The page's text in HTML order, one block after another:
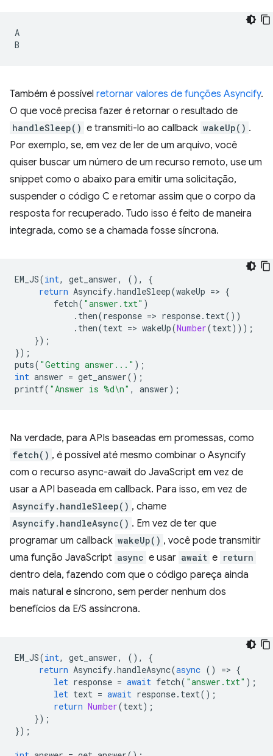
A
Também é possível retornar valores de funções Asyncify.
O que você precisa fazer é retornar o resultado de
handleSleep() e transmiti-lo ao callback wakeUp() .
Por exemplo, se, em vez de ler de um arquivo, você
quiser buscar um número de um recurso remoto, use um
snippet como o abaixo para emitir uma solicitação,
suspender o código C e retomar assim que o corpo da
resposta for recuperado. Tudo isso é feito de maneira
integrada, como se a chamada fosse síncrona.
EM_JS(int, get_answer, (),
{
return Asyncify.handleSleep(wakeUp => {
fetch( "answer.txt" )
. then(response => response. text())
. then(text => wakeUp(Number(text)));
});
});
puts( "Getting answer..." );
int answer = get_answer();
printf( "Answer is %d\n" , answer);
Na verdade, para APIs baseadas em promessas, como
fetch() , é possível até mesmo combinar o Asyncify
com o recurso async-await do JavaScript em vez de
usar a API baseada em callback. Para isso, em vez de
Asyncify.handleSleep() , chame
Asyncify.handleAsync() . Em vez de ter que
programar um callback wakeUp() , você pode transmitir
uma função JavaScript async e usar await e return
dentro dela, fazendo com que o código pareça ainda
mais natural e síncrono, sem perder nenhum dos
benefícios da E/S assíncrona.
EM_JS(int, get_answer, (),
{
return Asyncify.handleAsync(async () => {
let response = await fetch( "answer.txt" );
let text = await response. text();
return Number(text);
});
});